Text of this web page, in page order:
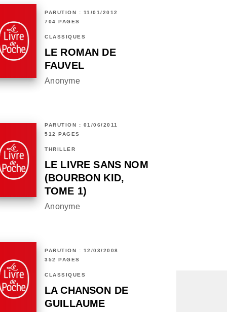
PARUTION : 11/01/2012
704 PAGES
CLASSIQUES
LE ROMAN DE
FAUVEL
Anonyme
PARUTION : 01/06/2011
512 PAGES
THRILLER
LE LIVRE SANS NOM
(BOURBON KID,
TOME 1)
Anonyme
PARUTION : 12/03/2008
352 PAGES
CLASSIQUES
LA CHANSON DE
GUILLAUME